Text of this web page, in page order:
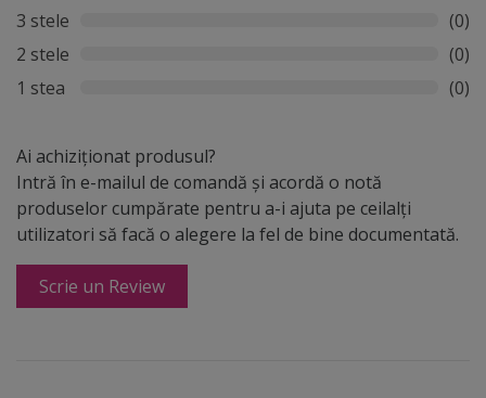
3 stele
(0)
2 stele
(0)
1 stea
(0)
Ai achiziționat produsul?
Intră în e-mailul de comandă și acordă o notă
produselor cumpărate pentru a-i ajuta pe ceilalți
utilizatori să facă o alegere la fel de bine documentată.
Scrie un Review